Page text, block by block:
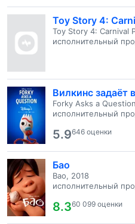
Toy Story 4:
Toy Story 4: Carnival
исполнительный
Вилкинс задаёт
Forky Asks a
исполнительный
5.9646 оценки
Бао
Bao, 2018
исполнительный
8.360 099 оценки